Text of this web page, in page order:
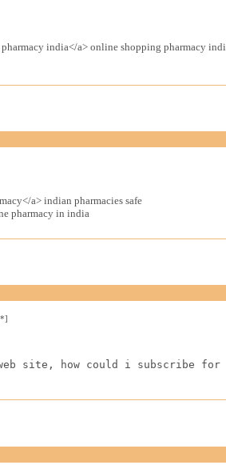
india</a> online shopping pharmacy
a> indian pharmacies safe
pharmacy in india
site, how could i subscribe